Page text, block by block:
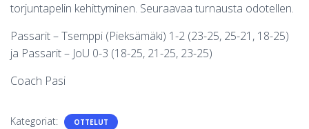
torjuntapelin kehittyminen. Seuraavaa turnausta odotellen.
Passarit – Tsemppi (Pieksämäki) 1-2 (23-25, 25-21, 18-25)
ja Passarit – JoU 0-3 (18-25, 21-25, 23-25)
Coach Pasi
Kategoriat: OTTELUT